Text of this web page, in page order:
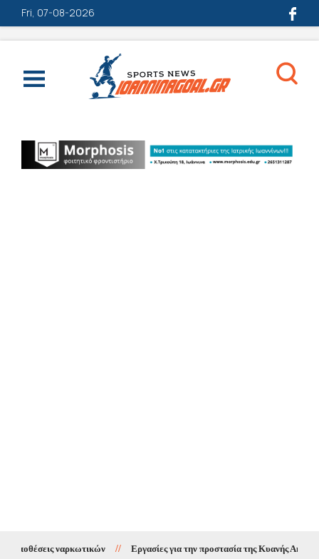
Fri, 07-08-2026
ναρκωτικών // Εργασίες για την προστασία της Κυανής Ακτής